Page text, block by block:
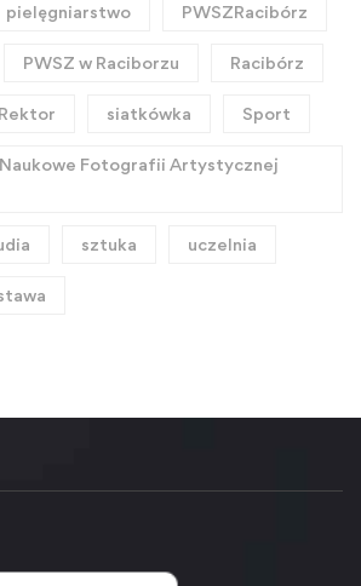
pielęgniarstwo PWSZRacibórz
PWSZ w Raciborzu Racibórz
Rektor siatkówka Sport
Fotografii Artystycznej
sztuka uczelnia